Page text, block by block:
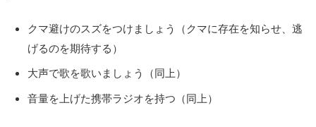
クマ避けのスズをつけましょう（クマに存在を知らせ、逃
げるのを期待する）
大声で歌を歌いましょう（同上）
音量を上げた携帯ラジオを持つ（同上）